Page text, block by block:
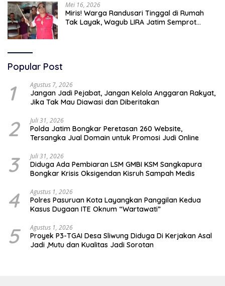
Mei 16, 2026
Miris! Warga Randusari Tinggal di Rumah
Tak Layak, Wagub LIRA Jatim Semprot
Popular Post
1 Agustus 7, 2026
Jangan Jadi Pejabat, Jangan Kelola Anggaran Rakyat,
Jika Tak Mau Diawasi dan Diberitakan
2 Juli 31, 2026
Polda Jatim Bongkar Peretasan 260 Website,
Tersangka Jual Domain untuk Promosi Judi Online
3 Juli 31, 2026
Diduga Ada Pembiaran LSM GMBI KSM Sangkapura
Bongkar Krisis Oksigendan Kisruh Sampah Medis
4 Agustus 1, 2026
Polres Pasuruan Kota Layangkan Panggilan Kedua
Kasus Dugaan ITE Oknum “Wartawati”
5 Agustus 1, 2026
Proyek P3-TGAI Desa Sliwung Diduga Di Kerjakan Asal
Jadi ,Mutu dan Kualitas Jadi Sorotan